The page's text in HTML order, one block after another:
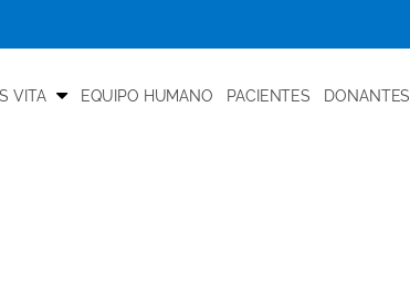
VITA EQUIPO HUMANO PACIENTES DONANTES